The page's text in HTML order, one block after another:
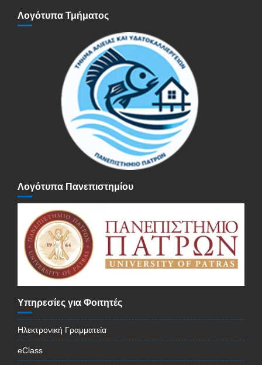
Λογότυπα Τμήματος
Λογότυπα Πανεπιστημίου
Υπηρεσίες για Φοιτητές
Ηλεκτρονική Γραμματεία
eClass